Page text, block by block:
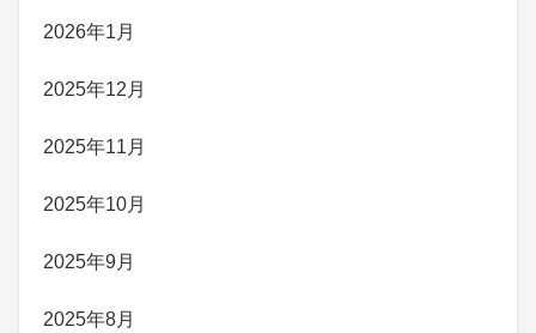
2026年1月
2025年12月
2025年11月
2025年10月
2025年9月
2025年8月